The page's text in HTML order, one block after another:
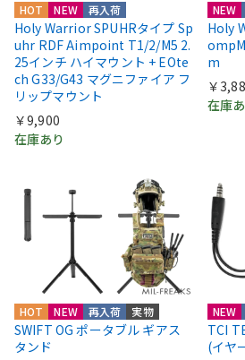
HOT NEW 再入荷
Holy Warrior SPUHRタイプ Sp
uhr RDF Aimpoint T1/2/M5 2.
25インチ ハイマウント + EOte
ch G33/G43 マグニファイア フ
リップマウント
￥9,900
在庫あり
NEW
Holy
m
￥
在庫
HOT NEW 再入荷 実物
SWIFT OG ポータブル ギアス
タンド
NEW
TCI
(イヤ